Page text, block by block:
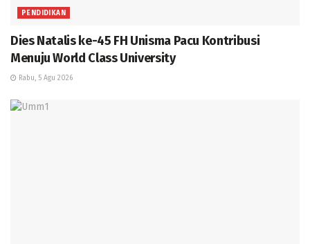
PENDIDIKAN
Dies Natalis ke-45 FH Unisma Pacu Kontribusi
Menuju World Class University
Rabu, 5 Agu 2026